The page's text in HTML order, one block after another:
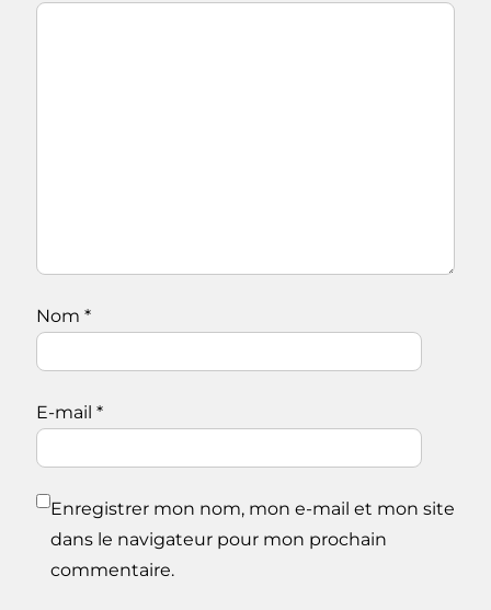
Nom *
E-mail *
Enregistrer mon nom, mon e-mail et mon site
dans le navigateur pour mon prochain
commentaire.